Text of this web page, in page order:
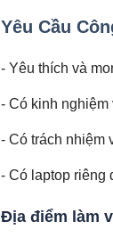
Yêu Cầu
- Yêu thích và
- Có kinh nghiệm
- Có trách nhiệm
- Có laptop riêng
Địa điểm làm